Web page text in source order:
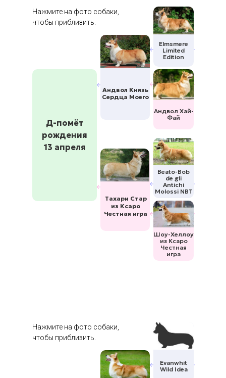
Андвол Князь
Сердца Моего
Тахари Стар
из Ксаро
Честная игра
Шоу-Хеллоу
из Ксаро
Честная
игра
Beato-Bob
de gli
Antichi
Molossi NBT
Андвол Хай-
Фай
Elmsmere
Limited
Edition
Д-помёт
рождения
13 апреля
Нажмите на фото собаки,
чтобы приблизить.
Evanwhit
Wild Idea
Нажмите на фото собаки,
чтобы приблизить.